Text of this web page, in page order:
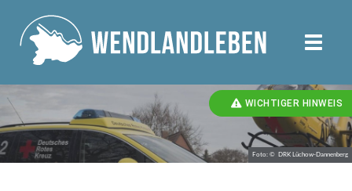
WICHTIGER HINWEIS
toggle
Foto: © DRK Lüchow-Dannenberg